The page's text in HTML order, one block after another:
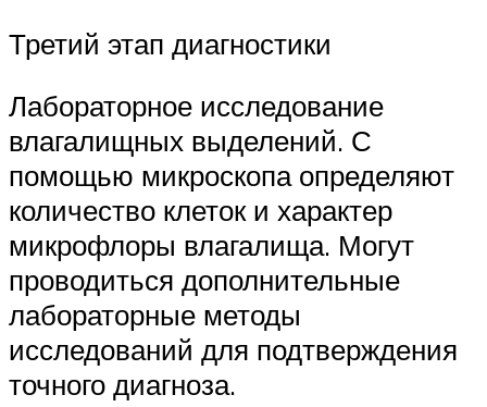
Третий этап диагностики
Лабораторное исследование
влагалищных выделений. С
помощью микроскопа определяют
количество клеток и характер
микрофлоры влагалища. Могут
проводиться дополнительные
лабораторные методы
исследований для подтверждения
точного диагноза.